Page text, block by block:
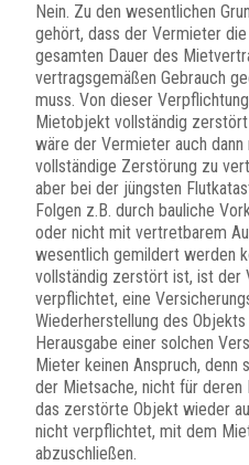
Nein. Zu den wesentlichen
gehört, dass der Vermieter
gesamten Dauer des
vertragsgemäßen Gebrauch
muss. Von dieser
Mietobjekt vollständig
wäre der Vermieter auch
vollständige Zerstörung zu
aber bei der jüngsten
Folgen z.B. durch bauliche
oder nicht mit vertretbarem
wesentlich gemildert werden
vollständig zerstört ist, ist der
verpflichtet, eine
Wiederherstellung des
Herausgabe einer solchen
Mieter keinen Anspruch,
der Mietsache, nicht für
das zerstörte Objekt wieder
nicht verpflichtet, mit dem
abzuschließen.